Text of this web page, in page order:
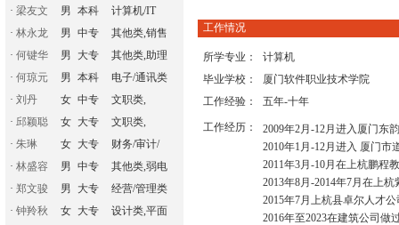
· 梁友文 男 本科
计算机/IT
· 林永龙 男 中专
其他类,销售
· 何键华 男 大专
其他类,助理
· 何琼元 男 本科
电子/通讯类
· 刘丹 女 中专
文职类,
· 邱颖聪 女 大专
文职类,
· 朱琳 女 大专
财务/审计/
· 林盛容 男 中专
其他类,弱电
· 郑文骏 男 大专
经营/管理类
· 钟羚秋 女 大专
设计类,平面
工作情况
所学专业：
计算机
毕业学校：
厦门软件职业技术学院
工作经验：
五年-十年
工作经历：
2009年2月-12月进入厦门东
2010年1月-12月进入 厦门市
2011年3月-10月在上杭鹏程
2013年8月-2014年7月在上
2015年7月上杭县卓尔人才
2016年至2023在建筑公司